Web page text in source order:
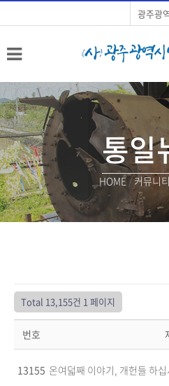
광주광
통일
HOME/커뮤니티
Total 13,155건 1 페이지
번호
13155 온여덟째 이야기, 개헌들 하십